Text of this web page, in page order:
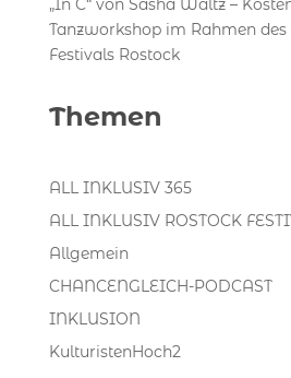
„In C“ von Sasha Waltz –
Tanzworkshop im Rahmen
Festivals Rostock
Themen
ALL INKLUSIV 365
ALL INKLUSIV ROSTOCK
Allgemein
CHANCENGLEICH-PODCAST
INKLUSION
KulturistenHoch2